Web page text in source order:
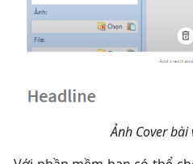
Ảnh Cover bài